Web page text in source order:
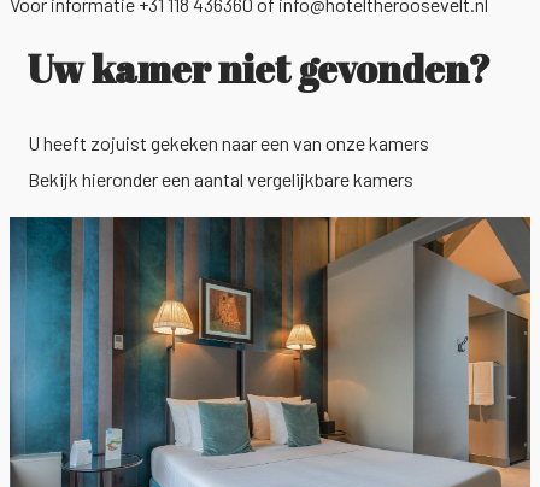
Uw kamer niet gevonden?
U heeft zojuist gekeken naar een van onze kamers
Bekijk hieronder een aantal vergelijkbare kamers